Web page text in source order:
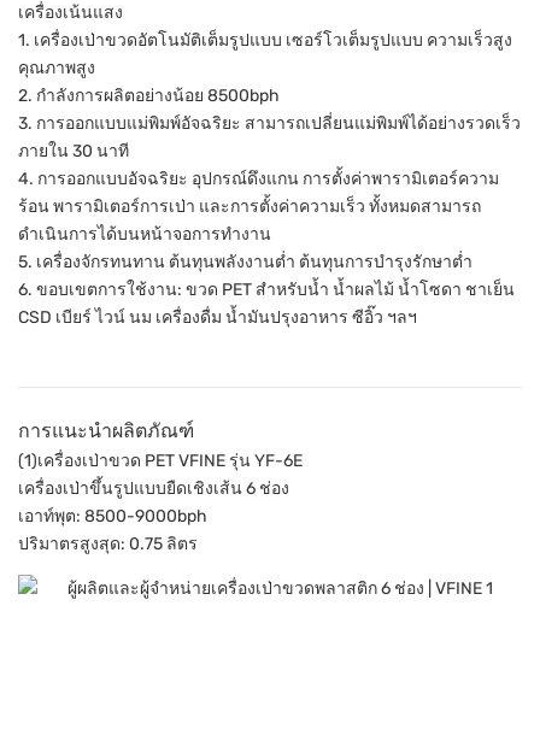
เครื่องเน้นแสง
1. เครื่องเป่าขวดอัตโนมัติเต็มรูปแบบ เซอร์โวเต็มรูปแบบ ความเร็วสูง
คุณภาพสูง
2. กำลังการผลิตอย่างน้อย 8500bph
3. การออกแบบแม่พิมพ์อัจฉริยะ สามารถเปลี่ยนแม่พิมพ์ได้อย่างรวดเร็ว
ภายใน 30 นาที
4. การออกแบบอัจฉริยะ อุปกรณ์ดึงแกน การตั้งค่าพารามิเตอร์ความ
ร้อน พารามิเตอร์การเป่า และการตั้งค่าความเร็ว ทั้งหมดสามารถ
ดำเนินการได้บนหน้าจอการทำงาน
5. เครื่องจักรทนทาน ต้นทุนพลังงานต่ำ ต้นทุนการบำรุงรักษาต่ำ
6. ขอบเขตการใช้งาน: ขวด PET สำหรับน้ำ น้ำผลไม้ น้ำโซดา ชาเย็น
CSD เบียร์ ไวน์ นม เครื่องดื่ม น้ำมันปรุงอาหาร ซีอิ๊ว ฯลฯ
การแนะนำผลิตภัณฑ์
(1)เครื่องเป่าขวด PET VFINE รุ่น YF-6E
เครื่องเป่าขึ้นรูปแบบยืดเชิงเส้น 6 ช่อง
เอาท์พุต: 8500-9000bph
ปริมาตรสูงสุด: 0.75 ลิตร